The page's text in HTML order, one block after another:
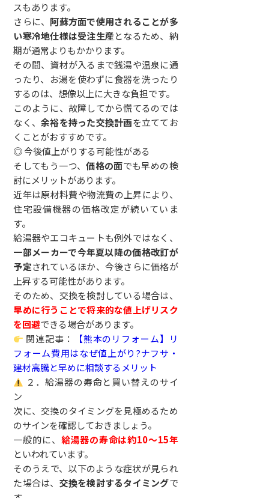
スもあります。
さらに、 阿蘇方面で使用されることが多
い寒冷地仕様は受注生産となるため、納
期が通常よりもかかります。
その間、資材が入るまで銭湯や温泉に通
ったり、お湯を使わずに食器を洗ったり
するのは、想像以上に大きな負担です。
このように、故障してから慌てるのでは
なく、余裕を持った交換計画を立ててお
くことがおすすめです。
◎ 今後値上がりする可能性がある
そしてもう一つ、価格の面でも早めの検
討にメリットがあります。
近年は原材料費や物流費の上昇により、
住宅設備機器の価格改定が続いていま
す。
給湯器やエコキュートも例外ではなく、
一部メーカーで今年夏以降の価格改訂が
予定されているほか、今後さらに価格が
上昇する可能性があります。
そのため、交換を検討している場合は、
早めに行うことで将来的な値上げリスク
を回避できる場合があります。
関連記事：
【熊本のリフォーム】リ
フォーム費用はなぜ値上がり?ナフサ・
建材高騰と早めに相談するメリット
２．給湯器の寿命と買い替えのサイ
ン
次に、交換のタイミングを見極めるため
のサインを確認しておきましょう。
一般的に、 給湯器の寿命は約10～15年
といわれています。
そのうえで、以下のような症状が見られ
た場合は、 交換を検討するタイミングで